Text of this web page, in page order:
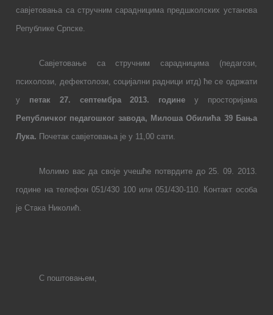
савјетовања са стручним сарадницима предшколских установа
Републике Српске.
Савјетовање са стручним сарадницима (педагози,
психолози, дефектолози, социјални радници итд) ће се одржати
у петак 27. септембра 2013. године у просторијама
Републичког педагошког завода, Милоша Обилића 39 Бања
Лука. Почетак савјетовања је у 11,00 сати.
Молимо вас да своје учешће потврдите до 25. 09. 2013.
године на телефон 051/430 100 или 051/430-110. Контакт особа
је Стака Николић.
С поштовањем